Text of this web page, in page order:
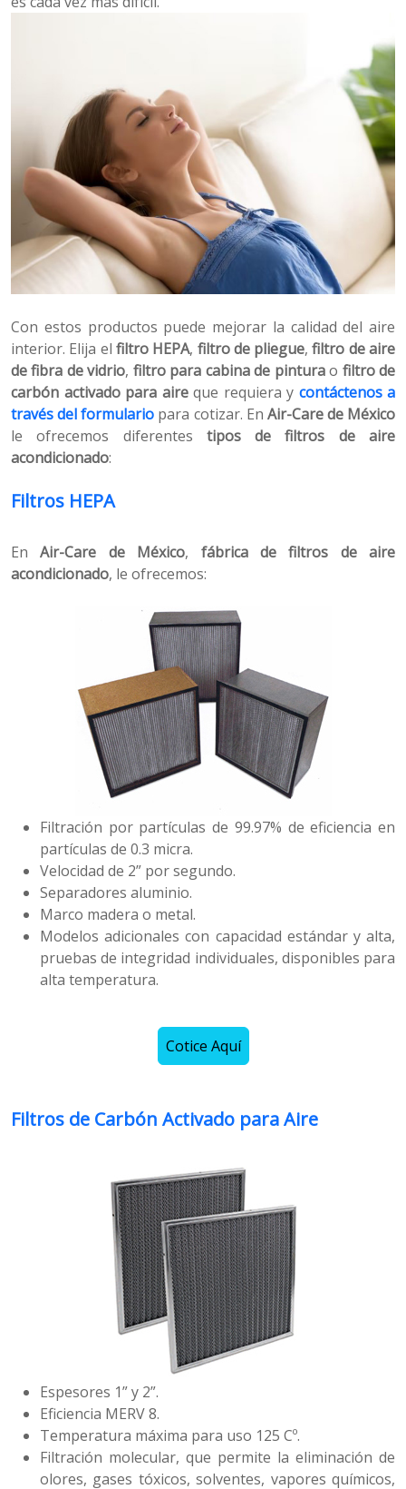
Con estos productos puede mejorar la calidad del aire
interior. Elija el filtro HEPA, filtro de pliegue,filtro de aire
de fibra de vidrio, filtro para cabina de pinturao filtro de
carbón activado para aireque requiera y contáctenos a
través del formulario para cotizar. En Air-Care de México
le ofrecemos diferentes tipos de filtros de aire
acondicionado:
Filtros HEPA
EnAir-Care de México, fábrica de filtros de aire
acondicionado, le ofrecemos:
Filtración por partículas de 99.97% de eficiencia en
partículas de 0.3 micra.
Velocidad de 2” por segundo.
Separadores aluminio.
Marco madera o metal.
Modelos adicionales con capacidad estándar y alta,
pruebas de integridad individuales, disponibles para
alta temperatura.
Cotice Aquí
Filtros de Carbón Activado para Aire
Espesores 1” y 2”.
Eficiencia MERV 8.
Temperatura máxima para uso 125 Cº.
Filtración molecular, que permite la eliminación de
olores, gases tóxicos, solventes, vapores químicos,